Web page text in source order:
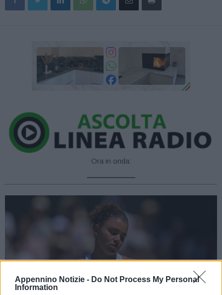
Appennino Notizie - Do Not Process My Personal
Information
Ora in onda: